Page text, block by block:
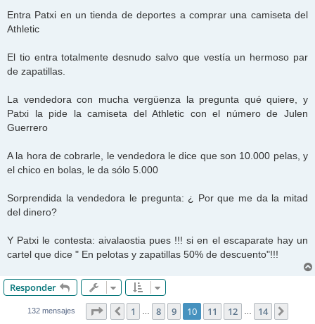
n
s
a
Entra Patxi en un tienda de deportes a comprar una camiseta del
Athletic
El tio entra totalmente desnudo salvo que vestía un hermoso par
de zapatillas.
La vendedora con mucha vergüenza la pregunta qué quiere, y
Patxi la pide la camiseta del Athletic con el número de Julen
Guerrero
A la hora de cobrarle, le vendedora le dice que son 10.000 pelas, y
el chico en bolas, le da sólo 5.000
Sorprendida la vendedora le pregunta: ¿ Por que me da la mitad
del dinero?
Y Patxi le contesta: aivalaostia pues !!! si en el escaparate hay un
cartel que dice " En pelotas y zapatillas 50% de descuento"!!!
Responder
132 mensajes Página 10de14
Anterior
1 8 9 10 11 12 14